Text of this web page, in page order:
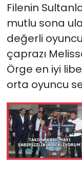
Filenin
mutlu sona
değerli
çaprazı
Örge en iyi
orta oyuncu